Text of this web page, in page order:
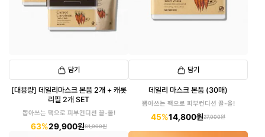
담기
[대용량] 데일리마스크 본품 2개 + 캐롯
리필 2개 SET
뽑아쓰는 팩으로 피부컨디션 끌-올!
63%29,900원81,000원
담기
데일리 마스크 본품 (30매)
뽑아쓰는 팩으로 피부컨디션 끌-올!
45%14,800원27,000원